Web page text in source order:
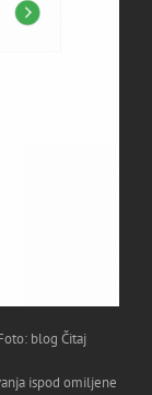
blog Čitaj
ispod omiljene